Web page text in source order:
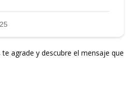
agrade y descubre el mensaje que